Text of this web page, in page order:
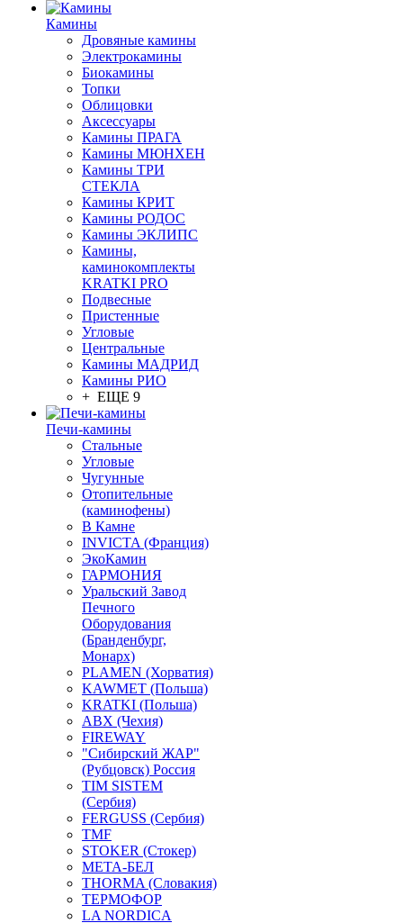
Камины
Дровяные камины
Электрокамины
Биокамины
Топки
Облицовки
Аксессуары
Камины ПРАГА
Камины МЮНХЕН
Камины ТРИ
СТЕКЛА
Камины КРИТ
Камины РОДОС
Камины ЭКЛИПС
Камины,
каминокомплекты
KRATKI PRO
Подвесные
Пристенные
Угловые
Центральные
Камины МАДРИД
Камины РИО
+ ЕЩЕ 9
Печи-камины
Стальные
Угловые
Чугунные
Отопительные
(каминофены)
В Камне
INVICTA (Франция)
ЭкоКамин
ГАРМОНИЯ
Уральский Завод
Печного
Оборудования
(Бранденбург,
Монарх)
PLAMEN (Хорватия)
KAWMET (Польша)
KRATKI (Польша)
ABX (Чехия)
FIREWAY
"Сибирский ЖАР"
(Рубцовск) Россия
TIM SISTEM
(Сербия)
FERGUSS (Сербия)
TMF
STOKER (Стокер)
МЕТА-БЕЛ
THORMA (Словакия)
ТЕРМОФОР
LA NORDICA